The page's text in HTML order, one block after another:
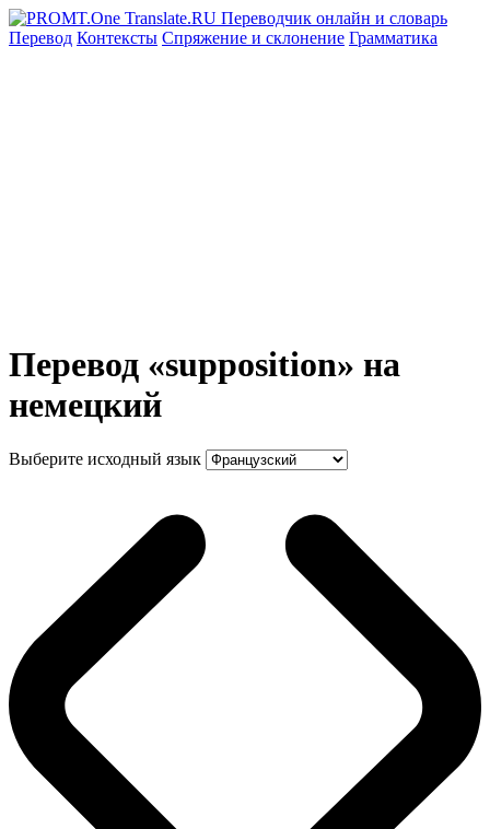
Перевод Контексты Спряжение и склонение Грамматика
Перевод «supposition» на
немецкий
Выберите исходный язык